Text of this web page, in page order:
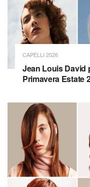
CAPELLI 2026
Jean Louis David
Primavera Estate